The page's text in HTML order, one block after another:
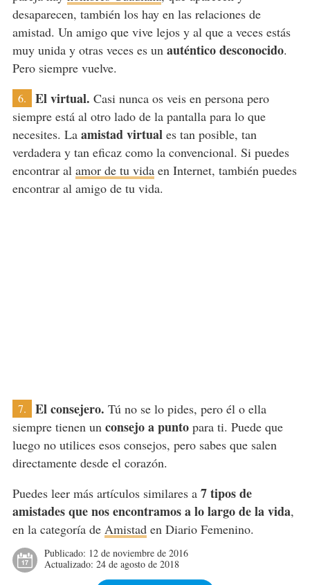
desaparecen, también los hay en las relaciones de
amistad. Un amigo que vive lejos y al que a veces estás
muy unida y otras veces es un auténtico desconocido.
Pero siempre vuelve.
6. El virtual. Casi nunca os veis en persona pero
siempre está al otro lado de la pantalla para lo que
necesites. La amistad virtuales tan posible, tan
verdadera y tan eficaz como la convencional. Si puedes
encontrar al amor de tu vidaen Internet, también puedes
encontrar al amigo de tu vida.
7. El consejero. Tú no se lo pides, pero él o ella
siempre tienen un consejo a puntopara ti. Puede que
luego no utilices esos consejos, pero sabes que salen
directamente desde el corazón.
Puedes leer más artículos similares a 7 tipos de
amistades que nos encontramos a lo largo de la vida,
en la categoría de Amistaden Diario Femenino.
Publicado: 12 de noviembre de 2016
Actualizado: 24 de agosto de 2018